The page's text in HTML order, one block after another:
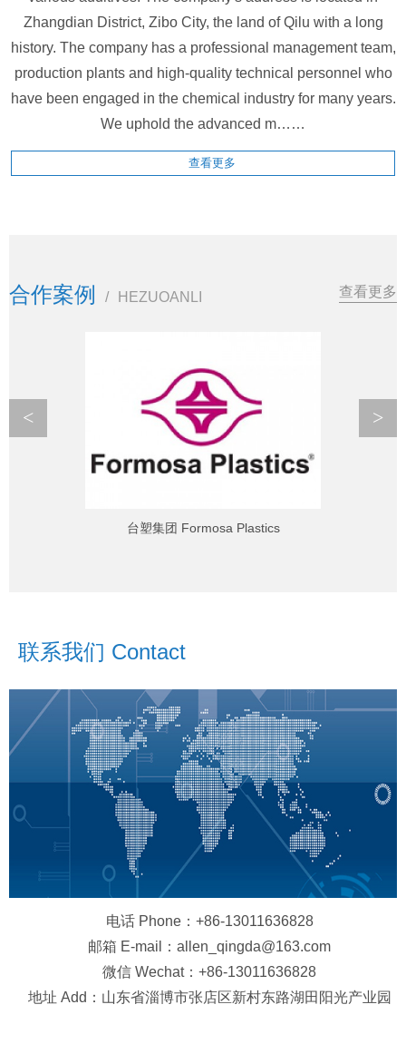
Zhangdian District, Zibo City, the land of Qilu with a long
history. The company has a professional management team,
production plants and high-quality technical personnel who
have been engaged in the chemical industry for many years.
We uphold the advanced m……
查看更多
合作案例 / HEZUOANLI 查看更多
台塑集团 Formosa Plastics
< >
联系我们 Contact
电话 Phone：+86-13011636828
邮箱 E-mail：allen_qingda@163.com
微信 Wechat：+86-13011636828
地址 Add：山东省淄博市张店区新村东路湖田阳光产业园